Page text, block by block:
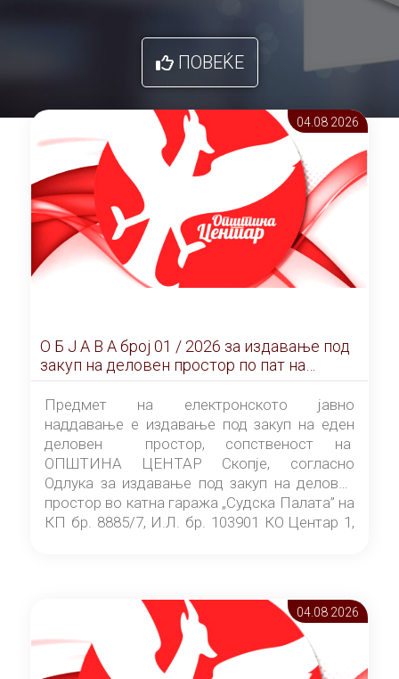
ПОВЕЌЕ
04.08 2026
О Б Ј А В А брoj 01 / 2026 за издавање под
закуп на деловен простор по пат на
ЕЛЕКТРОНСКО ЈАВНО НАДДАВАЊЕ
Предмет на електронското јавно
наддавање е издавање под закуп на еден
деловен простор, сопственост на
ОПШТИНА ЦЕНТАР Скопје, согласно
Одлука за издавање под закуп на деловен
простор во катна гаража „Судска Палата” на
КП бр. 8885/7, И.Л. бр. 103901 КО Центар 1,
Скопје” број 9/2026), за времетраење од 3
(три) години од денот на потпишувањето на
Договорот за закуп со најповолниот
понудувач.
04.08 2026